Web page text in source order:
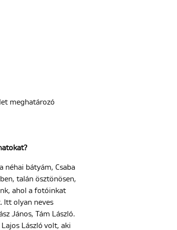
meghatározó
néhai bátyám, Csaba
talán ösztönösen,
ahol a fotóinkat
Itt olyan neves
János, Tám László.
László volt, aki